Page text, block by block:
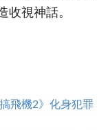
視神話。
飛機2》化身犯罪